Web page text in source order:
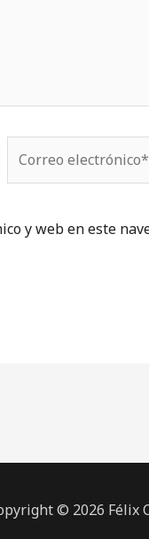
electrónico*
y web en este
© 2026 Félix